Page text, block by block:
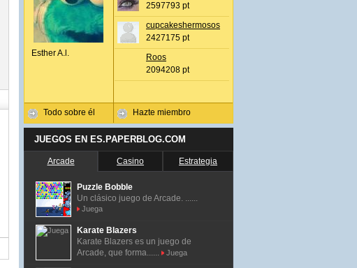
Esther A.l.
Todo sobre él
2597793 pt
cupcakeshermosos
2427175 pt
Roos
2094208 pt
Hazte miembro
JUEGOS EN ES.PAPERBLOG.COM
Arcade Casino Estrategia
Puzzle Bobble
Un clásico juego de Arcade. ......
Juega
Karate Blazers
Karate Blazers es un juego de
Arcade, que forma......
Juega